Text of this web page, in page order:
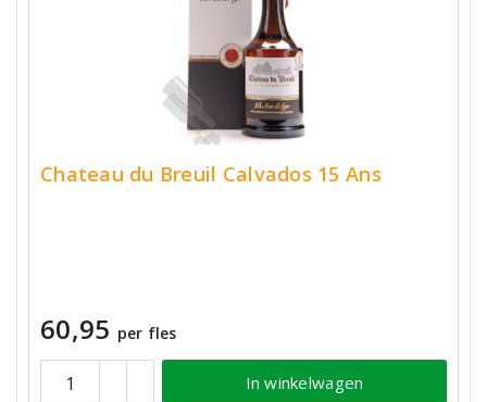
Chateau du Breuil Calvados 15 Ans
60,95 per fles
In winkelwagen